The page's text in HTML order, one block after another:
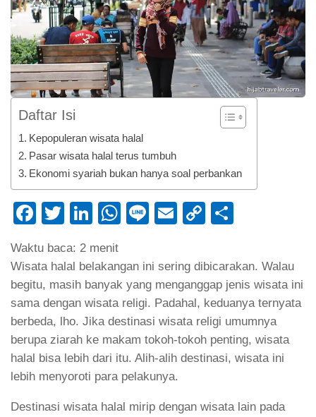
Daftar Isi
Kepopuleran wisata halal
Pasar wisata halal terus tumbuh
Ekonomi syariah bukan hanya soal perbankan
Facebook
TwitterLinkedIn
WhatsApp
LineEmailCopy
Waktu baca: 2 menit
Wisata halal belakangan ini sering dibicarakan. Walau
begitu, masih banyak yang menganggap jenis wisata ini
sama dengan wisata religi. Padahal, keduanya ternyata
berbeda, lho. Jika destinasi wisata religi umumnya
berupa ziarah ke makam tokoh-tokoh penting, wisata
halal bisa lebih dari itu. Alih-alih destinasi, wisata ini
lebih menyoroti para pelakunya.
Destinasi wisata halal mirip dengan wisata lain pada